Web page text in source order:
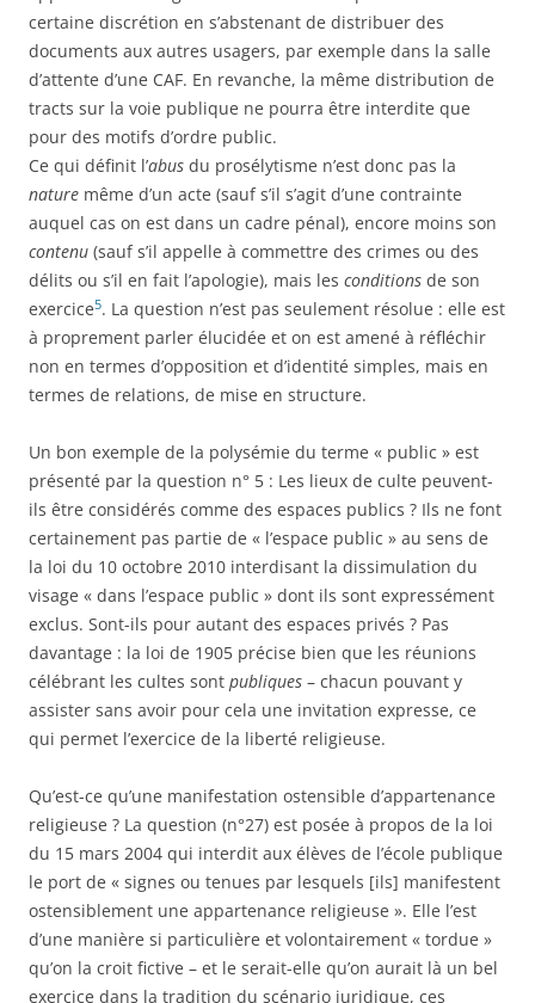
certaine discrétion en s’abstenant de distribuer des
documents aux autres usagers, par exemple dans la salle
d’attente d’une CAF. En revanche, la même distribution de
tracts sur la voie publique ne pourra être interdite que
pour des motifs d’ordre public.
Ce qui définit l’abus du prosélytisme n’est donc pas la
nature même d’un acte (sauf s’il s’agit d’une contrainte
auquel cas on est dans un cadre pénal), encore moins son
contenu (sauf s’il appelle à commettre des crimes ou des
délits ou s’il en fait l’apologie), mais les conditions de son
exercice5. La question n’est pas seulement résolue : elle est
à proprement parler élucidée et on est amené à réfléchir
non en termes d’opposition et d’identité simples, mais en
termes de relations, de mise en structure.
Un bon exemple de la polysémie du terme « public » est
présenté par la question n° 5 : Les lieux de culte peuvent-
ils être considérés comme des espaces publics ? Ils ne font
certainement pas partie de « l’espace public » au sens de
la loi du 10 octobre 2010 interdisant la dissimulation du
visage « dans l’espace public » dont ils sont expressément
exclus. Sont-ils pour autant des espaces privés ? Pas
davantage : la loi de 1905 précise bien que les réunions
célébrant les cultes sont publiques – chacun pouvant y
assister sans avoir pour cela une invitation expresse, ce
qui permet l’exercice de la liberté religieuse.
Qu’est-ce qu’une manifestation ostensible d’appartenance
religieuse ? La question (n°27) est posée à propos de la loi
du 15 mars 2004 qui interdit aux élèves de l’école publique
le port de « signes ou tenues par lesquels [ils] manifestent
ostensiblement une appartenance religieuse ». Elle l’est
d’une manière si particulière et volontairement « tordue »
qu’on la croit fictive – et le serait-elle qu’on aurait là un bel
exercice dans la tradition du scénario juridique, ces